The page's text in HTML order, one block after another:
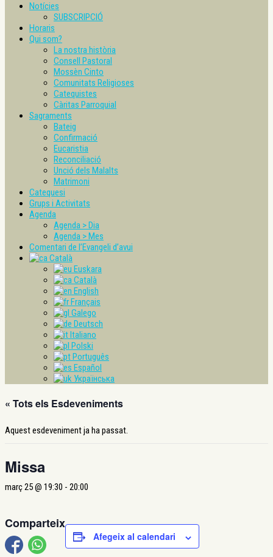
Notícies
SUBSCRIPCIÓ
Horaris
Qui som?
La nostra història
Consell Pastoral
Mossèn Cinto
Comunitats Religioses
Catequistes
Càritas Parroquial
Sagraments
Bateig
Confirmació
Eucaristia
Reconciliació
Unció dels Malalts
Matrimoni
Catequesi
Grups i Activitats
Agenda
Agenda > Dia
Agenda > Mes
Comentari de l’Evangeli d’avui
Català
Euskara
Català
English
Français
Galego
Deutsch
Italiano
Polski
Português
Español
Українська
« Tots els Esdeveniments
Aquest esdeveniment ja ha passat.
Missa
març 25 @ 19:30 - 20:00
Comparteix
Afegeix al calendari